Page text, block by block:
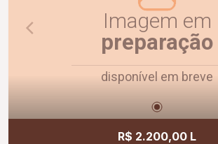
Imagem em
preparação
disponível em breve
R$ 2.200,00 L